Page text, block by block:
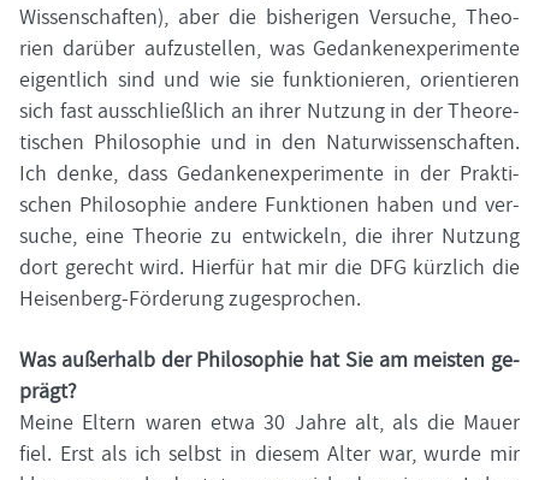
Wis­sen­schaf­ten), aber die bis­he­ri­gen Ver­su­che, Theo­
rien dar­über auf­zu­stel­len, was Ge­dan­ken­ex­pe­ri­men­te
ei­gent­lich sind und wie sie funk­tio­nie­ren, ori­en­tie­ren
sich fast aus­schließ­lich an ihrer Nut­zung in der Theo­re­
ti­schen Phi­lo­so­phie und in den Na­tur­wis­sen­schaf­ten.
Ich denke, dass Ge­dan­ken­ex­pe­ri­men­te in der Prak­ti­
schen Phi­lo­so­phie an­de­re Funk­tio­nen haben und ver­
su­che, eine Theo­rie zu ent­wi­ckeln, die ihrer Nut­zung
dort ge­recht wird. Hier­für hat mir die DFG kürz­lich die
Heisenberg-​Förderung zu­ge­spro­chen.
Was au­ßer­halb der Phi­lo­so­phie hat Sie am meis­ten ge­
prägt?
Meine El­tern waren etwa 30 Jahre alt, als die Mauer
fiel. Erst als ich selbst in die­sem Alter war, wurde mir